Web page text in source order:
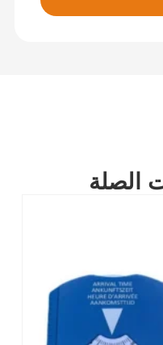
الصلة